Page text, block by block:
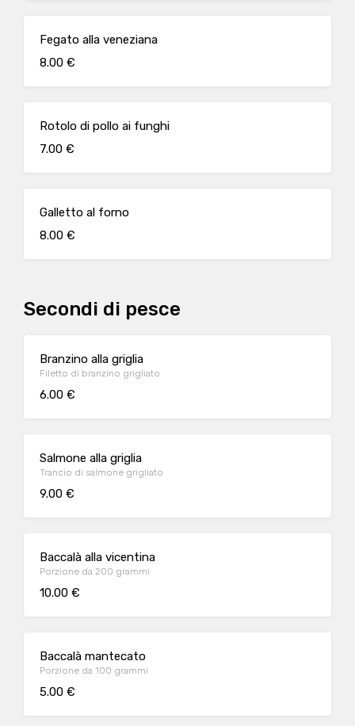
Fegato alla veneziana
8.00 €
Rotolo di pollo ai funghi
7.00 €
Galletto al forno
8.00 €
Secondi di pesce
Branzino alla griglia
Filetto di branzino grigliato
6.00 €
Salmone alla griglia
Trancio di salmone grigliato
9.00 €
Baccalà alla vicentina
Porzione da 200 grammi
10.00 €
Baccalà mantecato
Porzione da 100 grammi
5.00 €